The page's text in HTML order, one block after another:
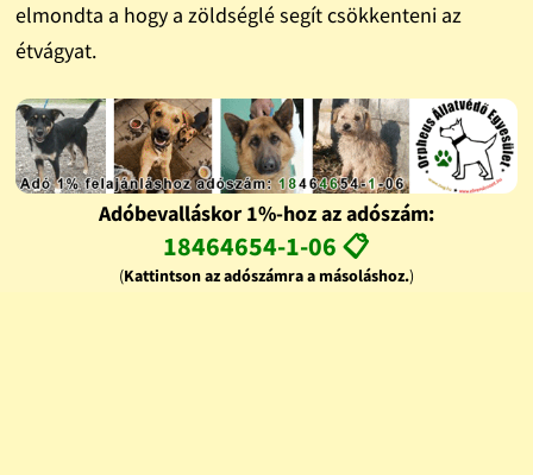
elmondta a hogy a zöldséglé segít csökkenteni az
étvágyat.
Adóbevalláskor 1%-hoz az adószám:
18464654-1-06 📋
(Kattintson az adószámra a másoláshoz.)